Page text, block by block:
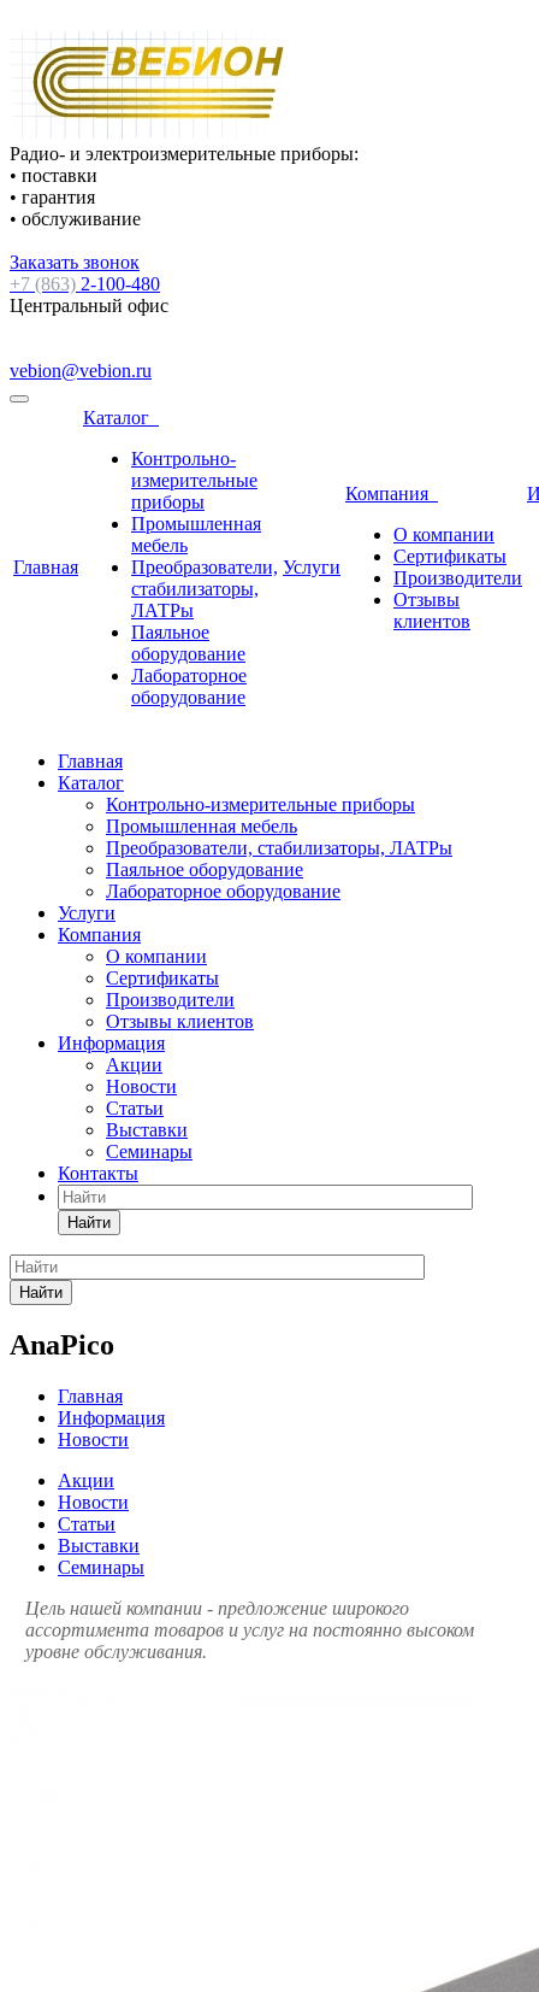
Радио- и электроизмерительные приборы:
• поставки
• гарантия
• обслуживание
Заказать звонок
+7 (863) 2-100-480
Центральный офис
vebion@vebion.ru
Главная
Каталог
Контрольно-
измерительные
приборы
Промышленная
мебель
Преобразователи,
стабилизаторы,
ЛАТРы
Паяльное
оборудование
Лабораторное
оборудование
Услуги
Компания
О компании
Сертификаты
Производители
Отзывы
клиентов
Главная
Каталог
Контрольно-измерительные приборы
Промышленная мебель
Преобразователи, стабилизаторы, ЛАТРы
Паяльное оборудование
Лабораторное оборудование
Услуги
Компания
О компании
Сертификаты
Производители
Отзывы клиентов
Информация
Акции
Новости
Статьи
Выставки
Семинары
Контакты
Найти
Найти
AnaPico
Главная
Информация
Новости
Акции
Новости
Статьи
Выставки
Семинары
Цель нашей компании - предложение широкого
ассортимента товаров и услуг на постоянно высоком
уровне обслуживания.